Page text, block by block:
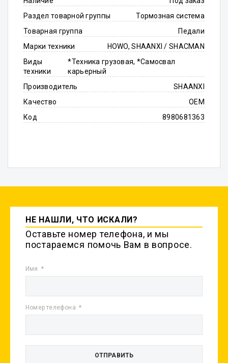
Раздел товарной группы
Тормозная система
Товарная группа
Педали
Марки техники
HOWO, SHAANXI / SHACMAN
Виды
техники
*Техника грузовая, *Самосвал
карьерный
Производитель
SHAANXI
Качество
OEM
Код
8980681363
НЕ НАШЛИ, ЧТО ИСКАЛИ?
Оставьте номер телефона, и мы
постараемся помочь Вам в вопросе.
Имя
Номер телефона